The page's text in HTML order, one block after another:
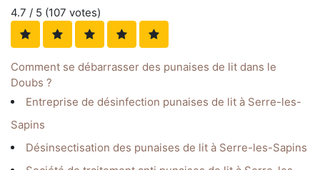
4.7 / 5 (107 votes)
Comment se débarrasser des punaises de lit dans le
Doubs ?
Entreprise de désinfection punaises de lit à Serre-les-
Sapins
Désinsectisation des punaises de lit à Serre-les-Sapins